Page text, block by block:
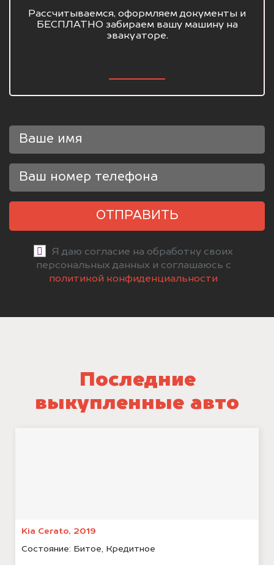
Рассчитываемся, оформляем документы и
БЕСПЛАТНО забираем вашу машину на
эвакуаторе.
ОТПРАВИТЬ
Я даю согласие на обработку своих
персональных данных и соглашаюсь с
политикой конфиденциальности
Последние
выкупленные авто
Kia Cerato, 2019
Состояние: Битое, Кредитное